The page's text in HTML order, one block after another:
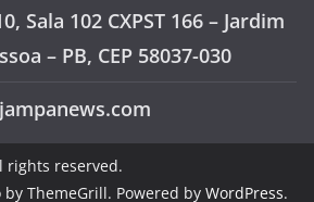
Sala 102 CXPST 166 – Jardim
– PB, CEP 58037-030
rights reserved.
by ThemeGrill. Powered by WordPress.